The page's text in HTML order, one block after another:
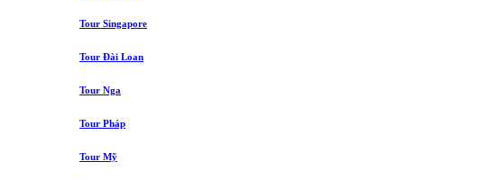
Tour Singapore
Tour Đài Loan
Tour Nga
Tour Pháp
Tour Mỹ